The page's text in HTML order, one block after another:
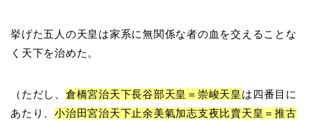
挙げた五人の天皇は家系に無関係な者の血を交えることな
く天下を治めた。
（ただし、 倉橋宮治天下長谷部天皇＝崇峻天皇 は四番目に
あたり、小治田宮治天下止余美氣加志支夜比賣天皇＝推古